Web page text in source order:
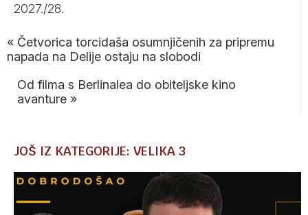
2027./28.
« Četvorica torcidaša osumnjičenih za pripremu
napada na Delije ostaju na slobodi
Od filma s Berlinalea do obiteljske kino
avanture »
JOŠ IZ KATEGORIJE: VELIKA 3